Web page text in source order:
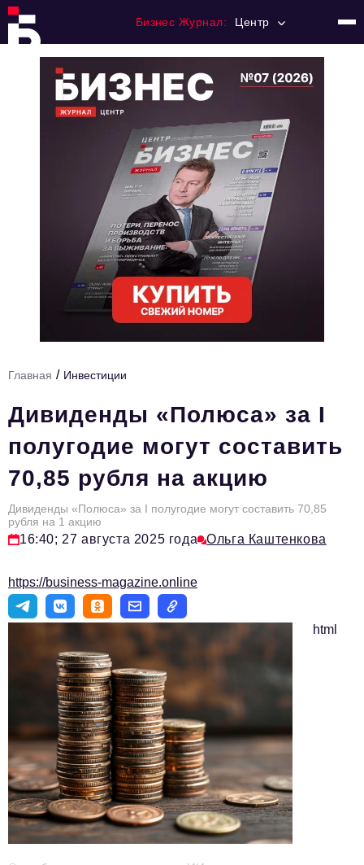
Бизнес Журнал: Центр
Регулирование
Премия "Тульский Бизнес"
История тульского предпринимательства
Тема номера
HR
Персона номера
Инфраструктура развития
Технологии и тренды
Импортозамещение
Авторские материалы
Телефон редакции:+7 495 727-01-67
Электронные почты редакции:
Информационный отдел
info@business-magazine.online
Отдел рекламы
reklama@business-magazine.online
Главная / Инвестиции
Дивиденды «Полюса» за I
полугодие могут составить
70,85 рубля на акцию
Дивиденды «Полюса» за I полугодие могут составить 70,85
рубля на 1 акцию
16:40; 27 августа 2025 года Ольга Каштенкова
https://business-magazine.online
html